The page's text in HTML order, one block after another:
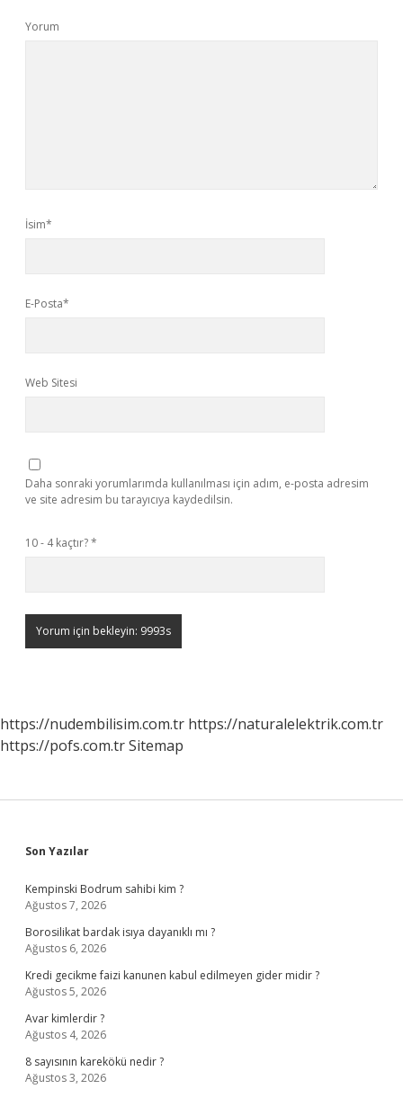
Yorum
İsim*
E-Posta*
Web Sitesi
Daha sonraki yorumlarımda kullanılması için adım, e-posta adresim
ve site adresim bu tarayıcıya kaydedilsin.
10 - 4 kaçtır?*
https://nudembilisim.com.tr https://naturalelektrik.com.tr
https://pofs.com.trSitemap
Sidebar
Son Yazılar
Kempinski Bodrum sahibi kim ?
Ağustos 7, 2026
Borosilikat bardak isıya dayanıklı mı ?
Ağustos 6, 2026
Kredi gecikme faizi kanunen kabul edilmeyen gider midir ?
Ağustos 5, 2026
Avar kimlerdir ?
Ağustos 4, 2026
8 sayısının karekökü nedir ?
Ağustos 3, 2026